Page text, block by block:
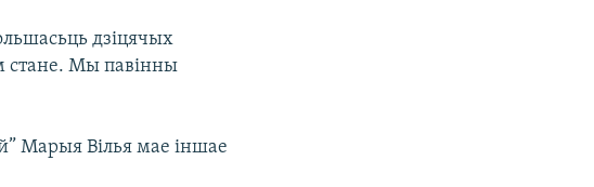
дзіцячых
стане. Мы павінны
Марыя Вілья мае іншае